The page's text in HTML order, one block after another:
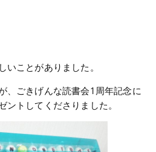
いことがありました。
、ごきげんな読書会1周年記念に
トしてくださりました。